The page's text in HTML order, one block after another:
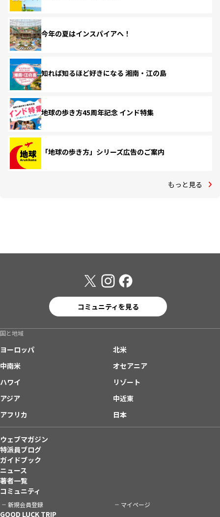
今年の夏はインスパイアへ！
知れば知るほど好きになる 湘南・江の島
地球の歩き方45周年記念 インド特集
「地球の歩き方」シリーズ広告のご案内
もっと見る
コミュニティを見る
国と地域
ヨーロッパ
北米
中南米
オセアニア
ハワイ
リゾート
アジア
中近東
アフリカ
日本
ウェブマガジン
特派員ブログ
ガイドブック
ニュース
著者一覧
コミュニティ
新規会員登録 マイページ
GOOD LUCK TRIP